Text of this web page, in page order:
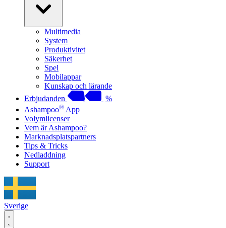
Multimedia
System
Produktivitet
Säkerhet
Spel
Mobilappar
Kunskap och lärande
Erbjudanden
%
Ashampoo® App
Volymlicenser
Vem är Ashampoo?
Marknadsplatspartners
Tips & Tricks
Nedladdning
Support
Sverige